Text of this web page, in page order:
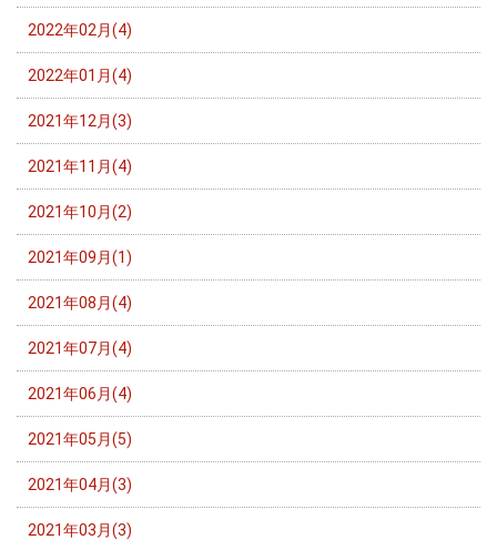
2022年02月(4)
2022年01月(4)
2021年12月(3)
2021年11月(4)
2021年10月(2)
2021年09月(1)
2021年08月(4)
2021年07月(4)
2021年06月(4)
2021年05月(5)
2021年04月(3)
2021年03月(3)